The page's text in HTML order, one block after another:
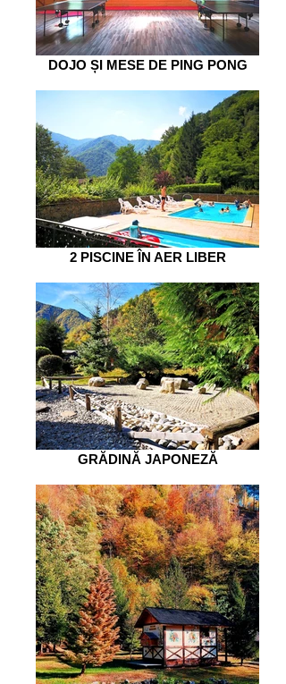
DOJO ȘI MESE DE PING PONG
2 PISCINE ÎN AER LIBER
GRĂDINĂ JAPONEZĂ